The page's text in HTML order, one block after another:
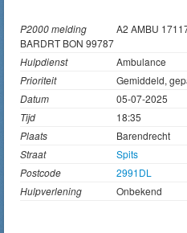
P2000 melding
A2 AMBU
BARDRT BON 99787
Hulpdienst
Ambulance
Prioriteit
Gemiddeld,
Datum
05-07-2025
Tijd
18:35
Plaats
Barendrecht
Straat
Spits
Postcode
2991DL
Hulpverlening
Onbekend